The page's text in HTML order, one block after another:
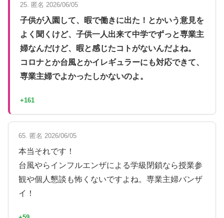
25. 匿名 2026/06/05
子供が入園して、暇で働きに出た！とかいう意見を
よく聞くけど、子供一人出来て中学でずっと専業主
婦なんだけど、暇と感じたコトがないんだよね。
コロナとか台風とかイレギュラーにも対応できて、
専業主婦でよかったしかないのよ。
+161
65. 匿名 2026/06/05
本当それです！
台風やらインフルエンザによる学級閉鎖なら授業参
観や個人懇談も怖くないですよね。専業主婦バンザ
イ！